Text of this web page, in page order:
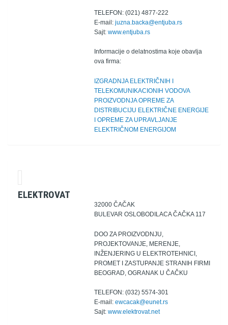
TELEFON: (021) 4877-222
E-mail: juzna.backa@entjuba.rs
Sajt: www.entjuba.rs
Informacije o delatnostima koje obavlja
ova firma:
IZGRADNJA ELEKTRIČNIH I
TELEKOMUNIKACIONIH VODOVA
PROIZVODNJA OPREME ZA
DISTRIBUCIJU ELEKTRIČNE ENERGIJE
I OPREME ZA UPRAVLJANJE
ELEKTRIČNOM ENERGIJOM
ELEKTROVAT
32000 ČAČAK
BULEVAR OSLOBODILACA ČAČKA 117
DOO ZA PROIZVODNJU,
PROJEKTOVANJE, MERENJE,
INŽENJERING U ELEKTROTEHNICI,
PROMET I ZASTUPANJE STRANIH FIRMI
BEOGRAD, OGRANAK U ČAČKU
TELEFON: (032) 5574-301
E-mail: ewcacak@eunet.rs
Sajt: www.elektrovat.net